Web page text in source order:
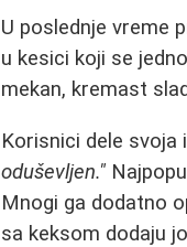
U poslednje vreme
u kesici koji se
mekan, kremast
Korisnici dele svoja
oduševljen."
Mnogi ga dodatno
sa keksom dodaju